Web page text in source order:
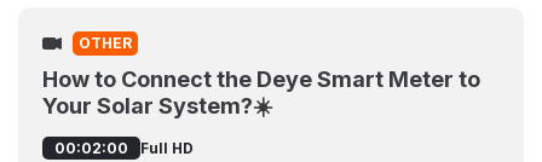
OTHER
How to Connect the Deye Smart Meter to
Your Solar System?☀️
00:02:00 Full HD